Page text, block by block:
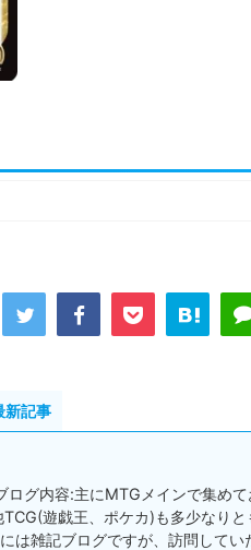
新記事
ログ内容:主にMTGメインで集め
TCG(遊戯王、ポケカ)も多少なり
は雑記ブログですが、訪問して